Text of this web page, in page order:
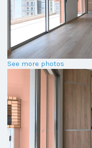
See more photos